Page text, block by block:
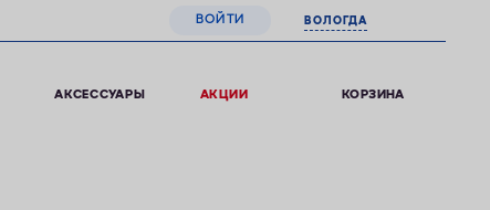
ВОЙТИ ВОЛОГДА
АКСЕССУАРЫ АКЦИИ КОРЗИНА